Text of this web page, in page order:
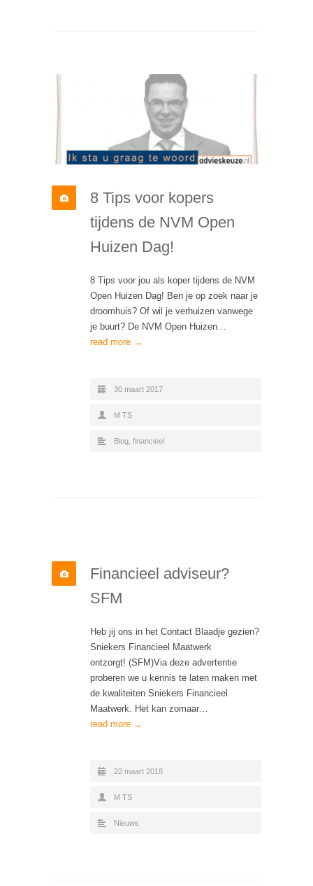
8 Tips voor kopers
tijdens de NVM Open
Huizen Dag!
8 Tips voor jou als koper tijdens de NVM
Open Huizen Dag! Ben je op zoek naar je
droomhuis? Of wil je verhuizen vanwege
je buurt? De NVM Open Huizen…
read more →
30 maart 2017
M TS
Blog financieel
Financieel adviseur?
SFM
Heb jij ons in het Contact Blaadje gezien?
Sniekers Financieel Maatwerk
ontzorgt! (SFM)Via deze advertentie
proberen we u kennis te laten maken met
de kwaliteiten Sniekers Financieel
Maatwerk. Het kan zomaar…
read more →
22 maart 2018
M TS
Nieuws